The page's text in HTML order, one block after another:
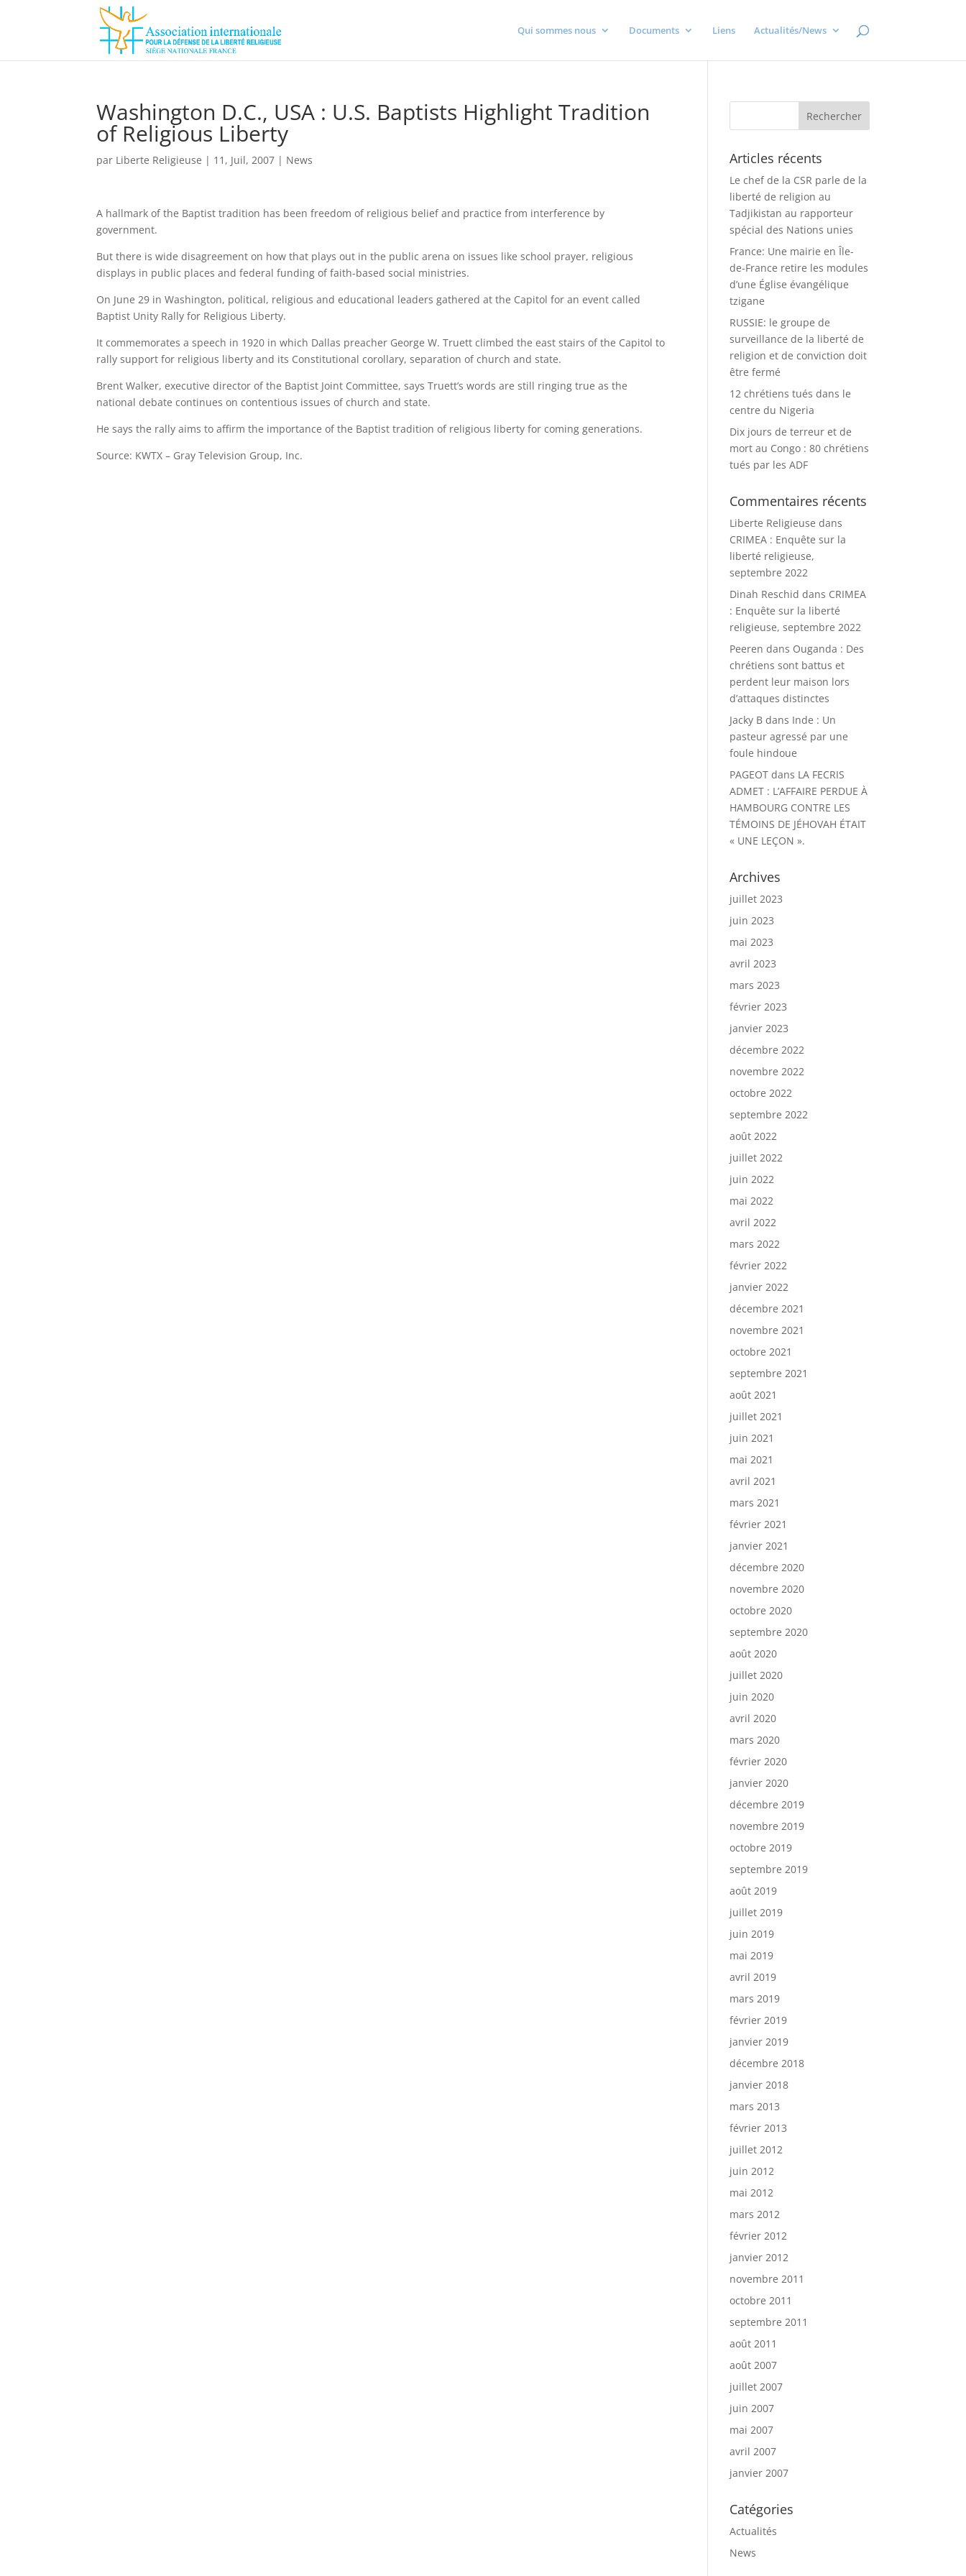
Qui sommes nous Documents Liens Actualités/News
Washington D.C., USA : U.S. Baptists Highlight Tradition
of Religious Liberty
par Liberte Religieuse | 11, Juil, 2007 | News
A hallmark of the Baptist tradition has been freedom of religious belief and practice from interference by
government.
But there is wide disagreement on how that plays out in the public arena on issues like school prayer, religious
displays in public places and federal funding of faith-based social ministries.
On June 29 in Washington, political, religious and educational leaders gathered at the Capitol for an event called
Baptist Unity Rally for Religious Liberty.
It commemorates a speech in 1920 in which Dallas preacher George W. Truett climbed the east stairs of the Capitol to
rally support for religious liberty and its Constitutional corollary, separation of church and state.
Brent Walker, executive director of the Baptist Joint Committee, says Truett’s words are still ringing true as the
national debate continues on contentious issues of church and state.
He says the rally aims to affirm the importance of the Baptist tradition of religious liberty for coming generations.
Source: KWTX – Gray Television Group, Inc.
Articles récents
Le chef de la CSR parle de la
liberté de religion au
Tadjikistan au rapporteur
spécial des Nations unies
France: Une mairie en Île-
de-France retire les modules
d’une Église évangélique
tzigane
RUSSIE: le groupe de
surveillance de la liberté de
religion et de conviction doit
être fermé
12 chrétiens tués dans le
centre du Nigeria
Dix jours de terreur et de
mort au Congo : 80 chrétiens
tués par les ADF
Commentaires récents
Liberte Religieuse dans
CRIMEA : Enquête sur la
liberté religieuse,
septembre 2022
Dinah Reschid dans CRIMEA
: Enquête sur la liberté
religieuse, septembre 2022
Peeren dans Ouganda : Des
chrétiens sont battus et
perdent leur maison lors
d’attaques distinctes
Jacky B dans Inde : Un
pasteur agressé par une
foule hindoue
PAGEOT dans LA FECRIS
ADMET : L’AFFAIRE PERDUE À
HAMBOURG CONTRE LES
TÉMOINS DE JÉHOVAH ÉTAIT
« UNE LEÇON ».
Archives
juillet 2023
juin 2023
mai 2023
avril 2023
mars 2023
février 2023
janvier 2023
décembre 2022
novembre 2022
octobre 2022
septembre 2022
août 2022
juillet 2022
juin 2022
mai 2022
avril 2022
mars 2022
février 2022
janvier 2022
décembre 2021
novembre 2021
octobre 2021
septembre 2021
août 2021
juillet 2021
juin 2021
mai 2021
avril 2021
mars 2021
février 2021
janvier 2021
décembre 2020
novembre 2020
octobre 2020
septembre 2020
août 2020
juillet 2020
juin 2020
avril 2020
mars 2020
février 2020
janvier 2020
décembre 2019
novembre 2019
octobre 2019
septembre 2019
août 2019
juillet 2019
juin 2019
mai 2019
avril 2019
mars 2019
février 2019
janvier 2019
décembre 2018
janvier 2018
mars 2013
février 2013
juillet 2012
juin 2012
mai 2012
mars 2012
février 2012
janvier 2012
novembre 2011
octobre 2011
septembre 2011
août 2011
août 2007
juillet 2007
juin 2007
mai 2007
avril 2007
janvier 2007
Catégories
Actualités
News